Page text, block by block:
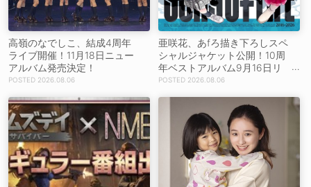
高嶺のなでしこ、結成4周年
ライブ開催！11月18日ニュー
アルバム発売決定！
2026.08.06
亜咲花、あfろ描き下ろしスペ
シャルジャケット公開！10周
年ベストアルバム9月16日リ
リース！2026.08.06